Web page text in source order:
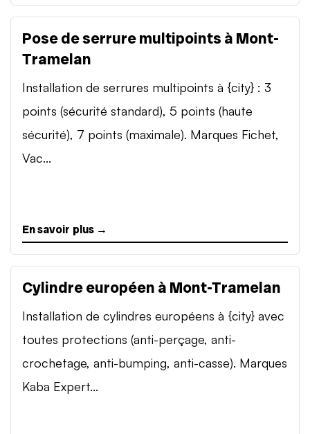
Pose de serrure multipoints à Mont-
Tramelan
Installation de serrures multipoints à {city} : 3
points (sécurité standard), 5 points (haute
sécurité), 7 points (maximale). Marques Fichet,
Vac...
En savoir plus →
Cylindre européen à Mont-Tramelan
Installation de cylindres européens à {city} avec
toutes protections (anti-perçage, anti-
crochetage, anti-bumping, anti-casse). Marques
Kaba Expert...